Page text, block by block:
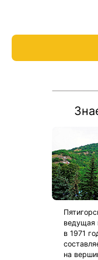
Весь период
ведущая
в 1971
на